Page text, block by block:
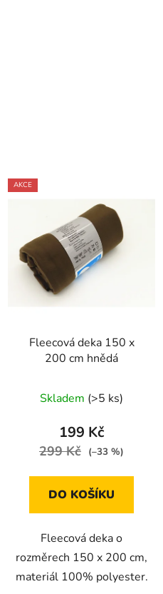
AKCE
Fleecová deka 150 x
200 cm hnědá
Skladem (>5 ks)
199 Kč
299 Kč (–33 %)
DO KOŠÍKU
Fleecová deka o
rozměrech 150 x 200 cm,
materiál 100% polyester.